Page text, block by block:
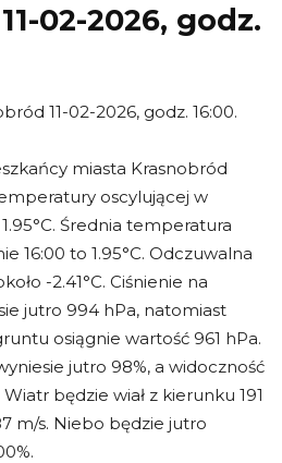
02-2026, godz.
11-02-2026, godz. 16:00.
miasta Krasnobród
oscylującej w
Średnia temperatura
16:00 to 1.95°C. Odczuwalna
-2.41°C. Ciśnienie na
jutro 994 hPa, natomiast
osiągnie wartość 961 hPa.
jutro 98%, a widoczność
będzie wiał z kierunku 191
m/s. Niebo będzie jutro